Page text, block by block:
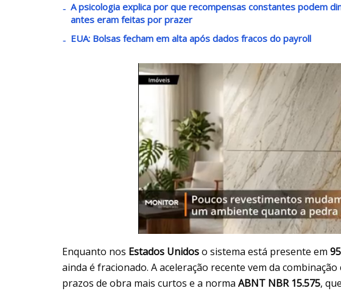
A psicologia explica por que recompensas constantes podem
antes eram feitas por prazer
EUA: Bolsas fecham em alta após dados fracos do payroll
Enquanto nos Estados Unidoso sistema está presente em
ainda é fracionado. A aceleração recente vem da
prazos de obra mais curtos e a norma ABNT NBR 15.575,